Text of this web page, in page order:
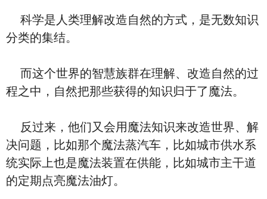
科学是人类理解改造自然的方式，是无数知识
分类的集结。
而这个世界的智慧族群在理解、改造自然的过
程之中，自然把那些获得的知识归于了魔法。
反过来，他们又会用魔法知识来改造世界、解
决问题，比如那个魔法蒸汽车，比如城市供水系
统实际上也是魔法装置在供能，比如城市主干道
的定期点亮魔法油灯。